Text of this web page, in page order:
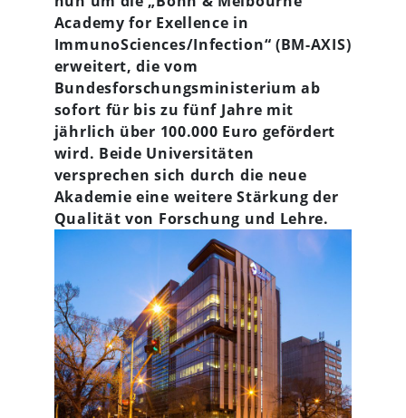
Academy for Exellence in
ImmunoSciences/Infection“ (BM-AXIS)
erweitert, die vom
Bundesforschungsministerium ab
sofort für bis zu fünf Jahre mit
jährlich über 100.000 Euro gefördert
wird. Beide Universitäten
versprechen sich durch die neue
Akademie eine weitere Stärkung der
Qualität von Forschung und Lehre.